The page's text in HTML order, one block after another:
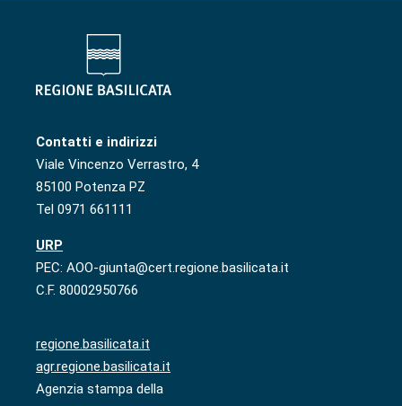
Contatti e indirizzi
Viale Vincenzo Verrastro, 4
85100 Potenza PZ
Tel 0971 661111
URP
PEC: AOO-giunta@cert.regione.basilicata.it
C.F. 80002950766
regione.basilicata.it
agr.regione.basilicata.it
Agenzia stampa della